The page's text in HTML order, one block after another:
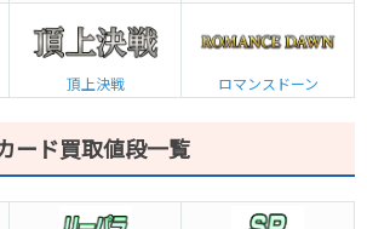
頂上決戦 ロマンスドーン
ード買取値段一覧